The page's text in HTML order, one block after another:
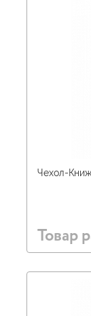
Чехол-
Товар